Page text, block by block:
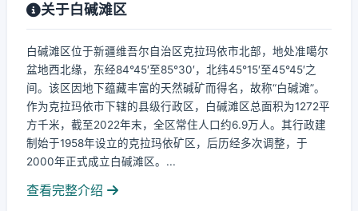
关于白碱滩区
白碱滩区位于新疆维吾尔自治区克拉玛依市北部，地处准噶尔
盆地西北缘，东经84°45′至85°30′，北纬45°15′至45°45′之
间。该区因地下蕴藏丰富的天然碱矿而得名，故称“白碱滩”。
作为克拉玛依市下辖的县级行政区，白碱滩区总面积为1272平
方千米，截至2022年末，全区常住人口约6.9万人。其行政建
制始于1958年设立的克拉玛依矿区，后历经多次调整，于
2000年正式成立白碱滩区。...
查看完整介绍